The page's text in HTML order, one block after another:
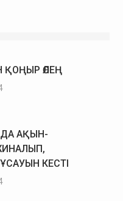
ҚОҢЫР ӨЛЕҢ
АҚЫН-
КЕСТІ